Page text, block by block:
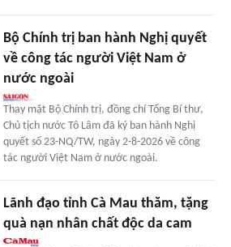
Bộ Chính trị ban hành Nghị quyết
về công tác người Việt Nam ở
nước ngoài
Thay mặt Bộ Chính trị, đồng chí Tổng Bí thư,
Chủ tịch nước Tô Lâm đã ký ban hành Nghị
quyết số 23-NQ/TW, ngày 2-8-2026 về công
tác người Việt Nam ở nước ngoài.
Lãnh đạo tỉnh Cà Mau thăm, tặng
quà nạn nhân chất độc da cam